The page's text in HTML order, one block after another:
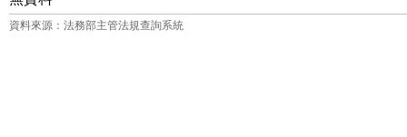
資料來源：法務部主管法規查詢系統